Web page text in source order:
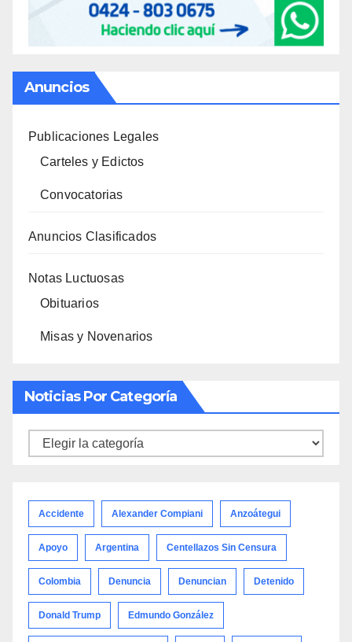
Anuncios
Publicaciones Legales
Carteles y Edictos
Convocatorias
Anuncios Clasificados
Notas Luctuosas
Obituarios
Misas y Novenarios
Noticias Por Categoría
Noticias
Accidente Alexander Compiani Anzoátegui
Apoyo Argentina Centellazos Sin Censura
Colombia Denuncia Denuncian Detenido
Donald Trump Edmundo González